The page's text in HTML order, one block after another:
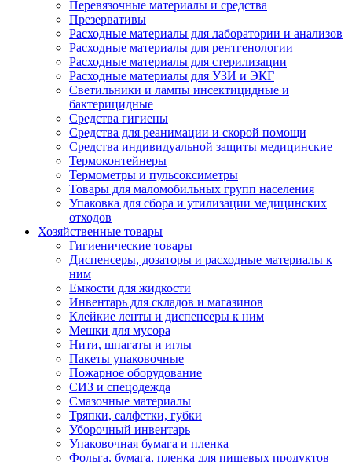
Перевязочные материалы и средства
Презервативы
Расходные материалы для лаборатории и анализов
Расходные материалы для рентгенологии
Расходные материалы для стерилизации
Расходные материалы для УЗИ и ЭКГ
Светильники и лампы инсектицидные и
бактерицидные
Средства гигиены
Средства для реанимации и скорой помощи
Средства индивидуальной защиты медицинские
Термоконтейнеры
Термометры и пульсоксиметры
Товары для маломобильных групп населения
Упаковка для сбора и утилизации медицинских
отходов
Хозяйственные товары
Гигиенические товары
Диспенсеры, дозаторы и расходные материалы к
ним
Емкости для жидкости
Инвентарь для складов и магазинов
Клейкие ленты и диспенсеры к ним
Мешки для мусора
Нити, шпагаты и иглы
Пакеты упаковочные
Пожарное оборудование
СИЗ и спецодежда
Смазочные материалы
Тряпки, салфетки, губки
Уборочный инвентарь
Упаковочная бумага и пленка
Фольга, бумага, пленка для пищевых продуктов